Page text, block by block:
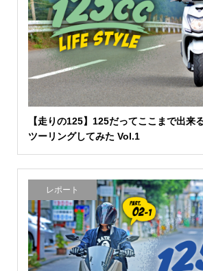
【走りの125】125だってここまで出来
ツーリングしてみた Vol.1
レポート